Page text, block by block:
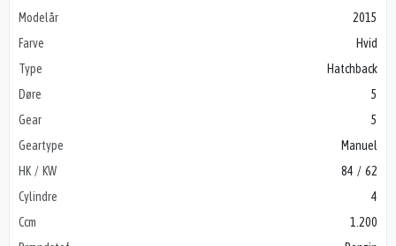
Modelår
2015
Farve
Hvid
Type
Hatchback
Døre
5
Gear
5
Geartype
Manuel
HK / KW
84 / 62
Cylindre
4
Ccm
1.200